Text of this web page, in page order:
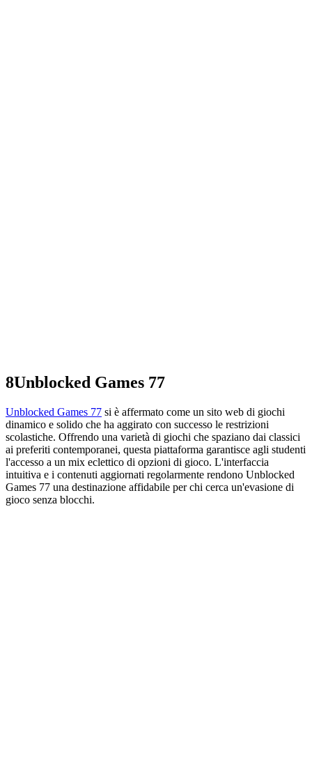
8Unblocked Games 77
Unblocked Games 77 si è affermato come un sito web di giochi
dinamico e solido che ha aggirato con successo le restrizioni
scolastiche. Offrendo una varietà di giochi che spaziano dai classici
ai preferiti contemporanei, questa piattaforma garantisce agli studenti
l'accesso a un mix eclettico di opzioni di gioco. L'interfaccia
intuitiva e i contenuti aggiornati regolarmente rendono Unblocked
Games 77 una destinazione affidabile per chi cerca un'evasione di
gioco senza blocchi.